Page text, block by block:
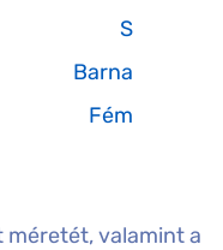
S
Barna
Fém
méretét, valamint a